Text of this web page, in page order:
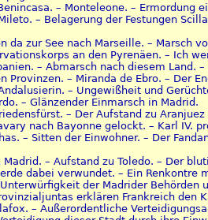
– Monteleone. – Ermordung
– Belagerung der Festungen
da zur See nach Marseille. – Marsch
an den Pyrenäen. – Ich
– Abmarsch nach diesem Land. –
Provinzen. – Miranda de Ebro. – Der
– Ungewißheit und
– Glänzender Einmarsch in Madrid.
– Der Aufstand zu
nach Bayonne gelockt. – Karl IV.
– Sitten der Einwohner. – Der
– Aufstand zu Toledo. – Der
dabei verwundet. – Ein
der Madrider
erklären Frankreich den
– Außerordentliche